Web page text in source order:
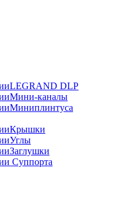
LEGRAND DLP
Мини-каналы
Миниплинтуса
Крышки
Углы
Заглушки
Суппорта